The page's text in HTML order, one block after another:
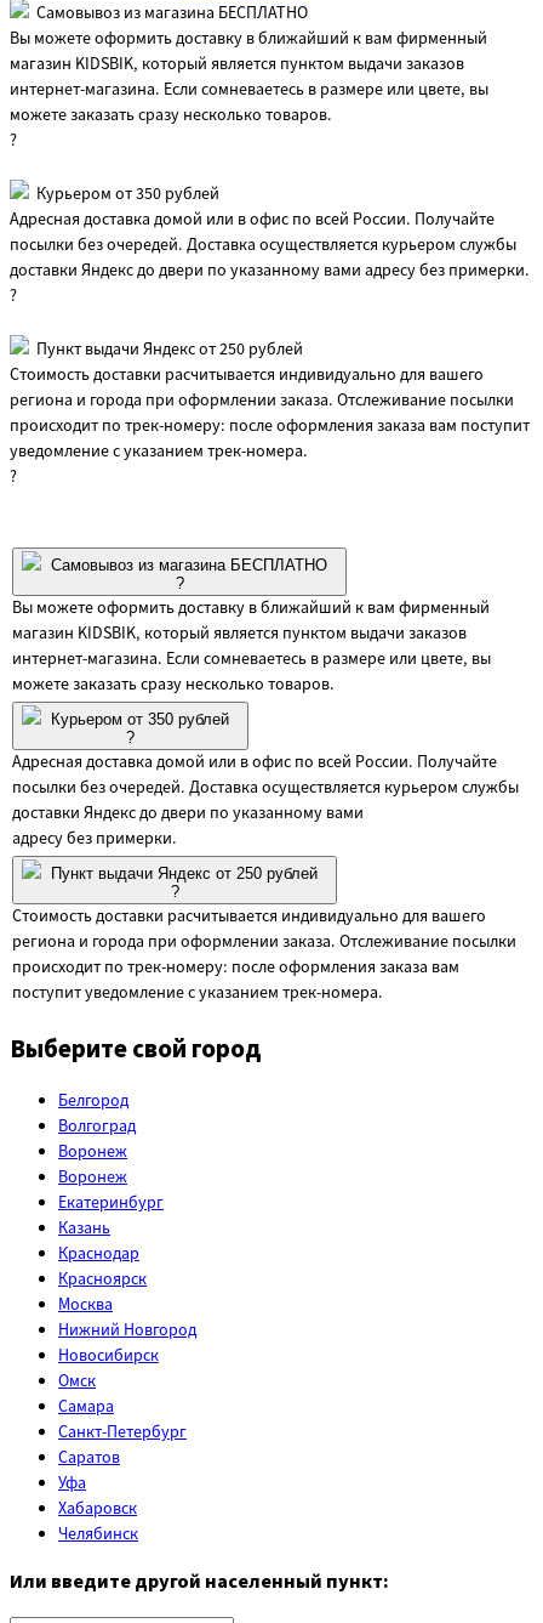
Самовывоз из магазина БЕСПЛАТНО
Вы можете оформить доставку в ближайший к вам фирменный
магазин KIDSBIK, который является пунктом выдачи заказов
интернет-магазина. Если сомневаетесь в размере или цвете, вы
можете заказать сразу несколько товаров.
?
Курьером от 350 рублей
Адресная доставка домой или в офис по всей России. Получайте
посылки без очередей. Доставка осуществляется курьером службы
доставки Яндекс до двери по указанному вами адресу без примерки.
?
Пункт выдачи Яндекс от 250 рублей
Стоимость доставки расчитывается индивидуально для вашего
региона и города при оформлении заказа. Отслеживание посылки
происходит по трек-номеру: после оформления заказа вам поступит
уведомление с указанием трек-номера.
?
Самовывоз из магазина БЕСПЛАТНО
?
Вы можете оформить доставку в ближайший к вам фирменный
магазин KIDSBIK, который является пунктом выдачи заказов
интернет-магазина. Если сомневаетесь в размере или цвете, вы
можете заказать сразу несколько товаров.
Курьером от 350 рублей
?
Адресная доставка домой или в офис по всей России. Получайте
посылки без очередей. Доставка осуществляется курьером службы
доставки Яндекс до двери по указанному вами
адресу без примерки.
Пункт выдачи Яндекс от 250 рублей
?
Стоимость доставки расчитывается индивидуально для вашего
региона и города при оформлении заказа. Отслеживание посылки
происходит по трек-номеру: после оформления заказа вам
поступит уведомление с указанием трек-номера.
Выберите свой город
Белгород
Волгоград
Воронеж
Воронеж
Екатеринбург
Казань
Краснодар
Красноярск
Москва
Нижний Новгород
Новосибирск
Омск
Самара
Санкт-Петербург
Саратов
Уфа
Хабаровск
Челябинск
Или введите другой населенный пункт: